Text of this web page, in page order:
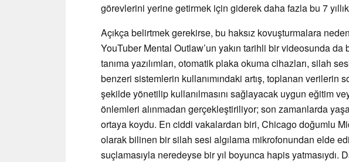
görevlerini yerine getirmek için giderek daha fazla bu 7
Açıkça belirtmek gerekirse, bu haksız kovuşturmalara
YouTuber Mental Outlaw’un yakın tarihli bir videosunda
tanıma yazılımları, otomatik plaka okuma cihazları, silah
benzeri sistemlerin kullanımındaki artış, toplanan verilerin
şekilde yönetilip kullanılmasını sağlayacak uygun eğitim
önlemleri alınmadan gerçekleştiriliyor; son zamanlarda
ortaya koydu. En ciddi vakalardan biri, Chicago doğumlu
olarak bilinen bir silah sesi algılama mikrofonundan elde
suçlamasıyla neredeyse bir yıl boyunca hapis yatmasıydı.